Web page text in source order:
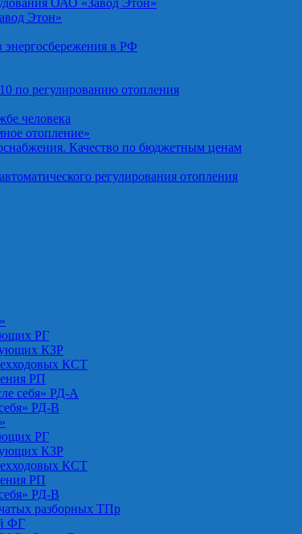
ОАО «Завод Этон»
Этон»
энергосбережения в РФ
по регулированию отопления
человека
отопление»
Качество по бюджетным ценам
регулирования отопления
РГ
КЗР
КСТ
РП
себя» РД-А
РД-В
РГ
КЗР
КСТ
РП
РД-В
разборных ТПр
ФГ